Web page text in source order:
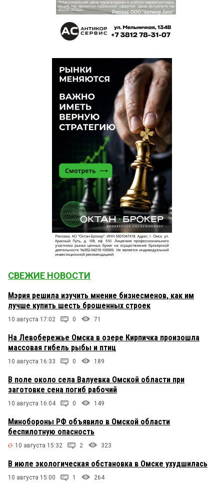
СВЕЖИЕ НОВОСТИ
Мэрия решила изучить мнение бизнесменов, как им
лучше купить шесть брошенных строек
10 августа 17:02 0 71
На Левобережье Омска в озере Кирпичка произошла
массовая гибель рыбы и птиц
10 августа 16:33 0 189
В поле около села Валуевка Омской области при
заготовке сена погиб рабочий
10 августа 16:04 0 149
Минобороны РФ объявило в Омской области
беспилотную опасность
10 августа 15:32 2 323
В июле экологическая обстановка в Омске ухудшилась
10 августа 15:00 1 264